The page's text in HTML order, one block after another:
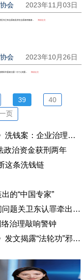
会 2023年11月03日
内已有志愿者及潜在志愿者积极参... 阅读全文
会 2023年10月26日
莆田市委政法委一行7人到重... 阅读全文
39
40
页
业治理漏洞与监管警示
政治资金获刑两年
这条洗钱链
的“中国专家”
出与《大纪元时报》资金链条
治理敲响警钟
轮功”邪教本质答记者问